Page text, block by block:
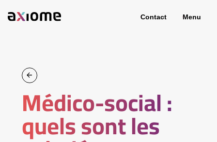
Contact Menu
Médico-social :
quels sont les